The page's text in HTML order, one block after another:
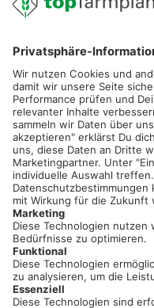
Sei immer
Neue Features,